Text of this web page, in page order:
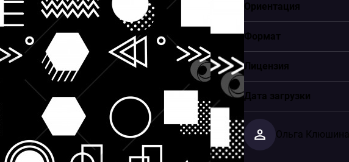
Ориентация
Формат
Лицензия
Дата загрузки
Ольга Клюшина